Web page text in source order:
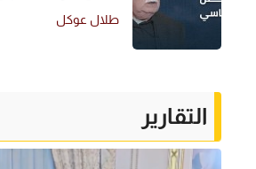
طلال عوكل
التقارير